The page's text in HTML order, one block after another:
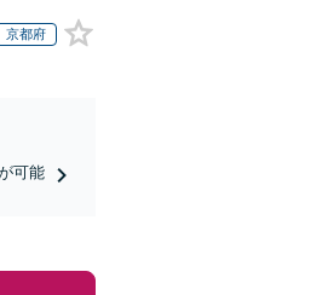
京都府
可能